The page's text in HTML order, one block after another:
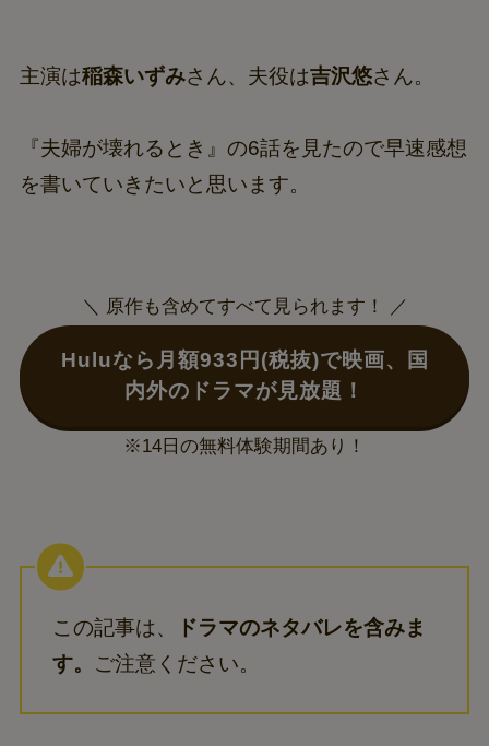
主演は稲森いずみさん、夫役は吉沢悠さん。
『夫婦が壊れるとき』の6話を見たので早速感想
を書いていきたいと思います。
＼ 原作も含めてすべて見られます！ ／
Huluなら月額933円(税抜)で映画、国
内外のドラマが見放題！
※14日の無料体験期間あり！
この記事は、
ドラマのネタバレを含みま
す。 ご注意ください。